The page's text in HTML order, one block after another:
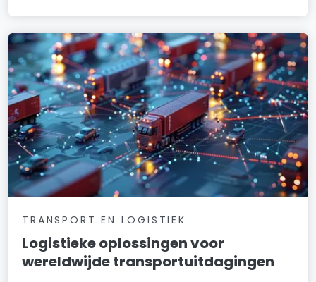
TRANSPORT EN LOGISTIEK
Logistieke oplossingen voor
wereldwijde transportuitdagingen